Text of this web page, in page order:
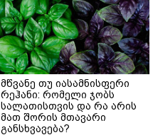
მწვანე თუ იასამნისფერი
რეჰანი: რომელი ჯობს
სალათისთვის და რა არის
მათ შორის მთავარი
განსხვავება?